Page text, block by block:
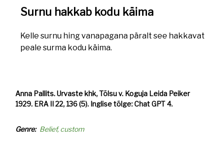
Surnu hakkab kodu käima
Kelle surnu hing vanapagana päralt see hakkavat
peale surma kodu käima.
Anna Pallits. Urvaste khk, Tõlsu v. Koguja Leida Peiker
1929. ERA II 22, 136 (5). Inglise tõlge: Chat GPT 4.
Genre Belief, custom